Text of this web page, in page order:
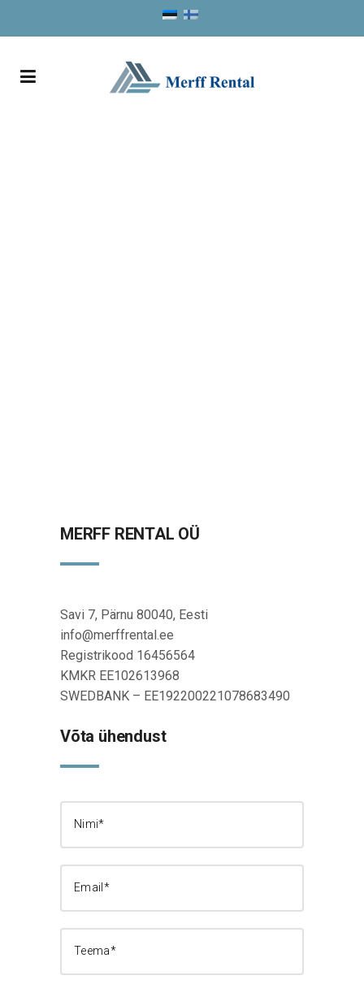
MERFF RENTAL OÜ
Savi 7, Pärnu 80040, Eesti
info@merffrental.ee
Registrikood 16456564
KMKR EE102613968
SWEDBANK – EE192200221078683490
Võta ühendust